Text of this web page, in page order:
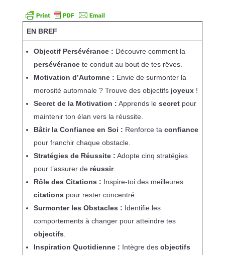
EN BREF
Objectif Persévérance : Découvre comment la
persévérancete conduit au bout de tes rêves.
Motivation d’Automne : Envie de surmonter la
morosité automnale ? Trouve des objectifs joyeux!
Secret de la Motivation : Apprends le secretpour
maintenir ton élan vers la réussite.
Bâtir la Confiance en Soi : Renforce ta confiance
pour franchir chaque obstacle.
Stratégies de Réussite : Adopte cinq stratégies
pour t’assurer de réussir.
Rôle des Citations : Inspire-toi des meilleures
citations pour rester concentré.
Surmonter les Obstacles : Identifie les
comportements à changer pour atteindre tes
objectifs
Inspiration Quotidienne : Intègre des objectifs